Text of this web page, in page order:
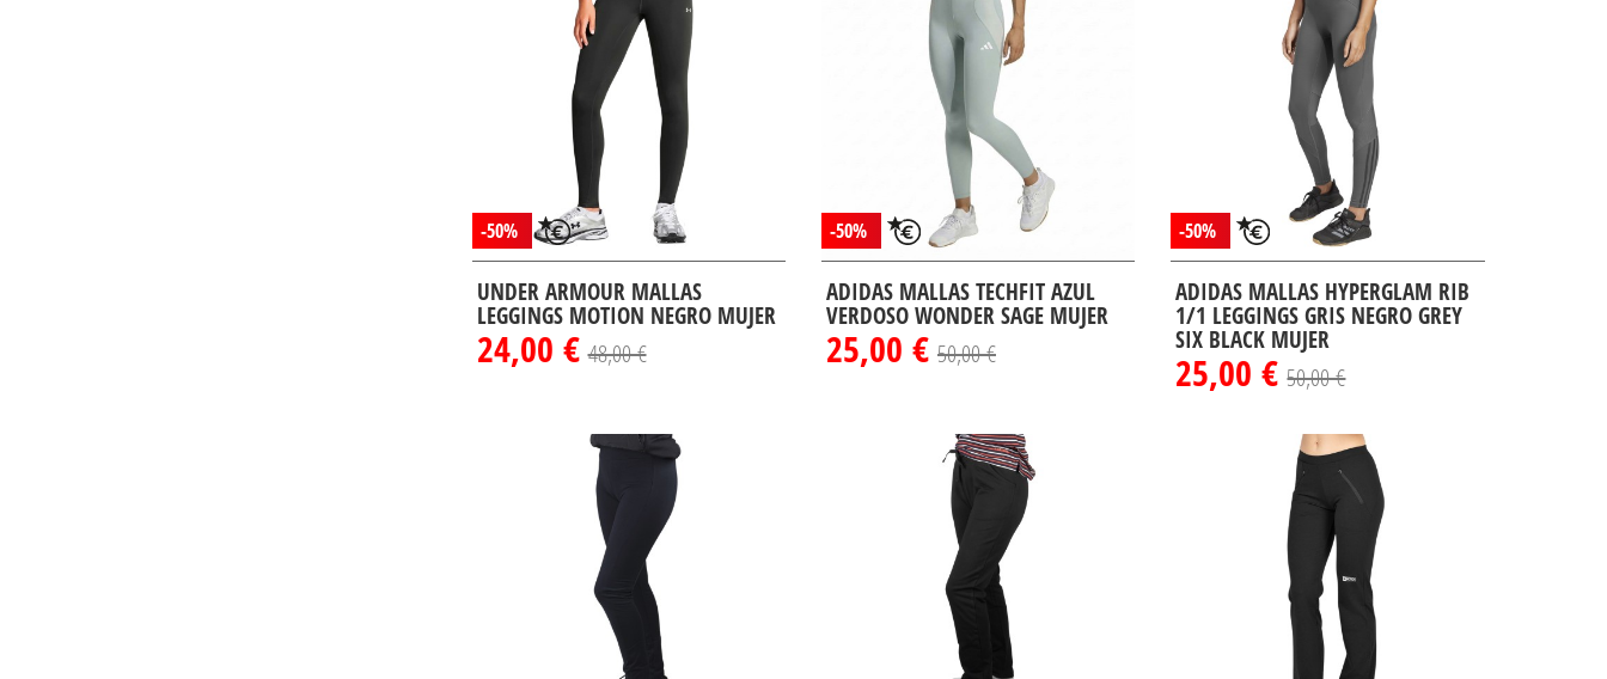
-50%
UNDER ARMOUR MALLAS
LEGGINGS MOTION NEGRO MUJER
24,00 €48,00 €
-50%
ADIDAS MALLAS TECHFIT AZUL
VERDOSO WONDER SAGE MUJER
25,00 € 50,00 €
-50%
ADIDAS MALLAS HYPERGLAM RIB
1/1 LEGGINGS GRIS NEGRO GREY
SIX BLACK MUJER
25,00 €50,00 €